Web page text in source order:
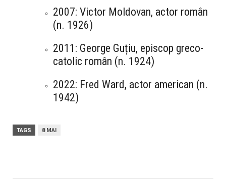
2007: Victor Moldovan, actor român
(n. 1926)
2011: George Guțiu, episcop greco-
catolic român (n. 1924)
2022: Fred Ward, actor american (n.
1942)
TAGS 8 MAI